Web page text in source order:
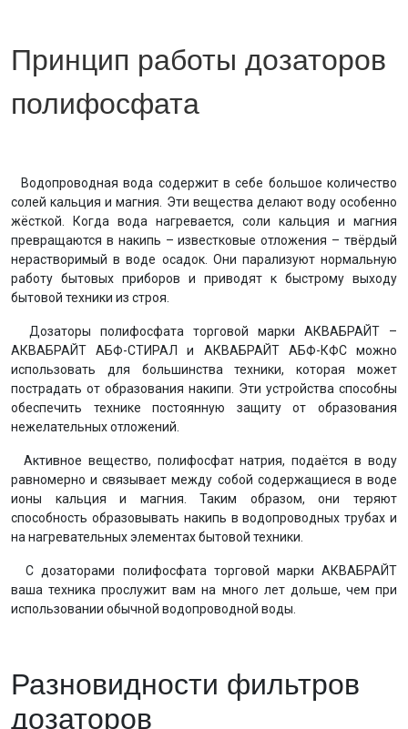
Принцип работы дозаторов
полифосфата
Водопроводная вода содержит в себе большое количество
солей кальция и магния. Эти вещества делают воду особенно
жёсткой. Когда вода нагревается, соли кальция и магния
превращаются в накипь – известковые отложения – твёрдый
нерастворимый в воде осадок. Они парализуют нормальную
работу бытовых приборов и приводят к быстрому выходу
бытовой техники из строя.
Дозаторы полифосфата торговой марки АКВАБРАЙТ –
АКВАБРАЙТ АБФ-СТИРАЛ и АКВАБРАЙТ АБФ-КФС можно
использовать для большинства техники, которая может
пострадать от образования накипи. Эти устройства способны
обеспечить технике постоянную защиту от образования
нежелательных отложений.
Активное вещество, полифосфат натрия, подаётся в воду
равномерно и связывает между собой содержащиеся в воде
ионы кальция и магния. Таким образом, они теряют
способность образовывать накипь в водопроводных трубах и
на нагревательных элементах бытовой техники.
С дозаторами полифосфата торговой марки АКВАБРАЙТ
ваша техника прослужит вам на много лет дольше, чем при
использовании обычной водопроводной воды.
Разновидности фильтров
дозаторов